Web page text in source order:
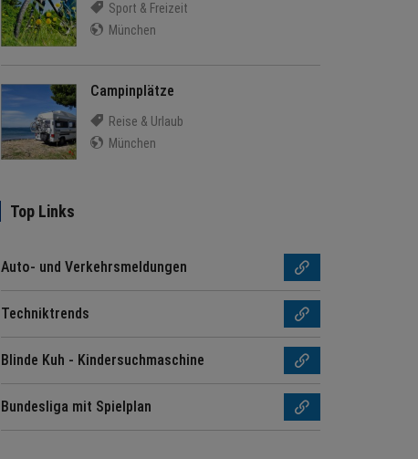
Sport & Freizeit
München
Campinplätze
Reise & Urlaub
München
Top Links
Auto- und Verkehrsmeldungen
Techniktrends
Blinde Kuh - Kindersuchmaschine
Bundesliga mit Spielplan